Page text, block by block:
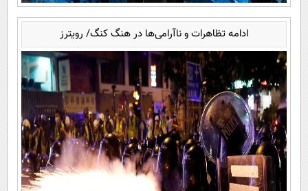
ادامه تظاهرات و ناآرامی‌ها در هنگ کنگ/ رویترز